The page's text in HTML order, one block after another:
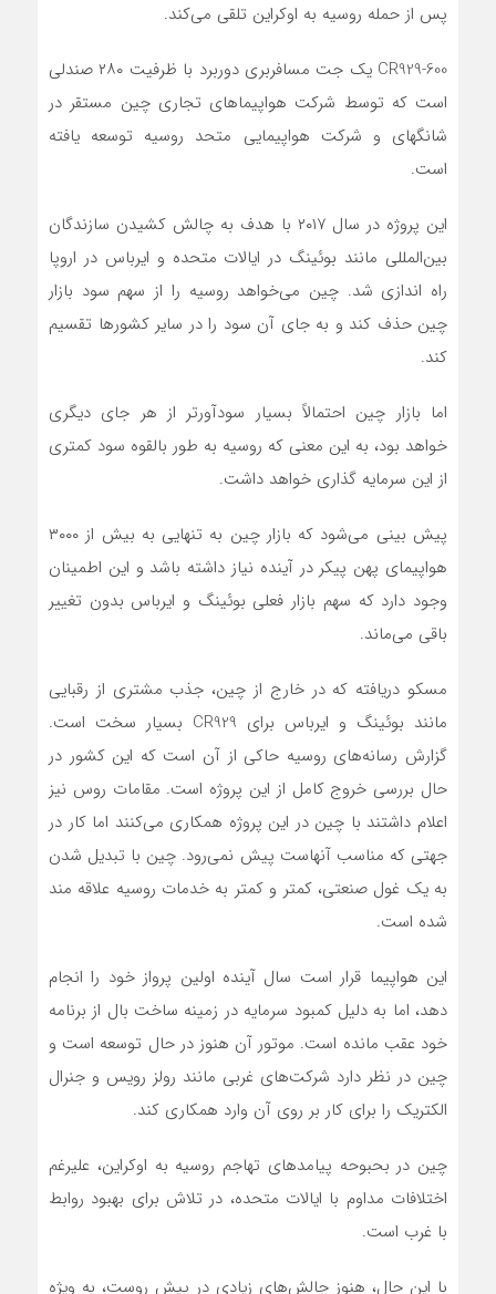
پس از حمله روسیه به اوکراین تلقی می‌کند.
CR929-600 یک جت مسافربری دوربرد با ظرفیت ۲۸۰ صندلی
است که توسط شرکت هواپیماهای تجاری چین مستقر در
شانگهای و شرکت هواپیمایی متحد روسیه توسعه یافته
است.
این پروژه در سال ۲۰۱۷ با هدف به چالش کشیدن سازندگان
بین‌المللی مانند بوئینگ در ایالات متحده و ایرباس در اروپا
راه اندازی شد. چین می‌خواهد روسیه را از سهم سود بازار
چین حذف کند و به جای آن سود را در سایر کشورها تقسیم
کند.
اما بازار چین احتمالاً بسیار سودآورتر از هر جای دیگری
خواهد بود، به این معنی که روسیه به طور بالقوه سود کمتری
از این سرمایه گذاری خواهد داشت.
پیش بینی می‌شود که بازار چین به تنهایی به بیش از ۳۰۰۰
هواپیمای پهن پیکر در آینده نیاز داشته باشد و این اطمینان
وجود دارد که سهم بازار فعلی بوئینگ و ایرباس بدون تغییر
باقی می‌ماند.
مسکو دریافته که در خارج از چین، جذب مشتری از رقبایی
مانند بوئینگ و ایرباس برای CR929 بسیار سخت است.
گزارش رسانه‌های روسیه حاکی از آن است که این کشور در
حال بررسی خروج کامل از این پروژه است. مقامات روس نیز
اعلام داشتند با چین در این پروژه همکاری می‌کنند اما کار در
جهتی که مناسب آنهاست پیش نمی‌رود. چین با تبدیل شدن
به یک غول صنعتی، کمتر و کمتر به خدمات روسیه علاقه مند
شده است.
این هواپیما قرار است سال آینده اولین پرواز خود را انجام
دهد، اما به دلیل کمبود سرمایه در زمینه ساخت بال از برنامه
خود عقب مانده است. موتور آن هنوز در حال توسعه است و
چین در نظر دارد شرکت‌های غربی مانند رولز رویس و جنرال
الکتریک را برای کار بر روی آن وارد همکاری کند.
چین در بحبوحه پیامدهای تهاجم روسیه به اوکراین، علیرغم
اختلافات مداوم با ایالات متحده، در تلاش برای بهبود روابط
با غرب است.
با این حال، هنوز چالش‌های زیادی در پیش روست، به ویژه